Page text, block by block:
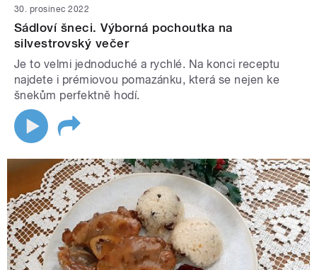
30. prosinec 2022
Sádloví šneci. Výborná pochoutka na
silvestrovský večer
Je to velmi jednoduché a rychlé. Na konci receptu
najdete i prémiovou pomazánku, která se nejen ke
šnekům perfektně hodí.